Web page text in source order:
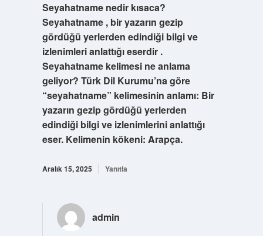
Seyahatname nedir kısaca?
Seyahatname , bir yazarın gezip
gördüğü yerlerden edindiği bilgi ve
izlenimleri anlattığı eserdir .
Seyahatname kelimesi ne anlama
geliyor? Türk Dil Kurumu’na göre
“seyahatname” kelimesinin anlamı: Bir
yazarın gezip gördüğü yerlerden
edindiği bilgi ve izlenimlerini anlattığı
eser. Kelimenin kökeni: Arapça.
Aralık 15, 2025 Yanıtla
admin